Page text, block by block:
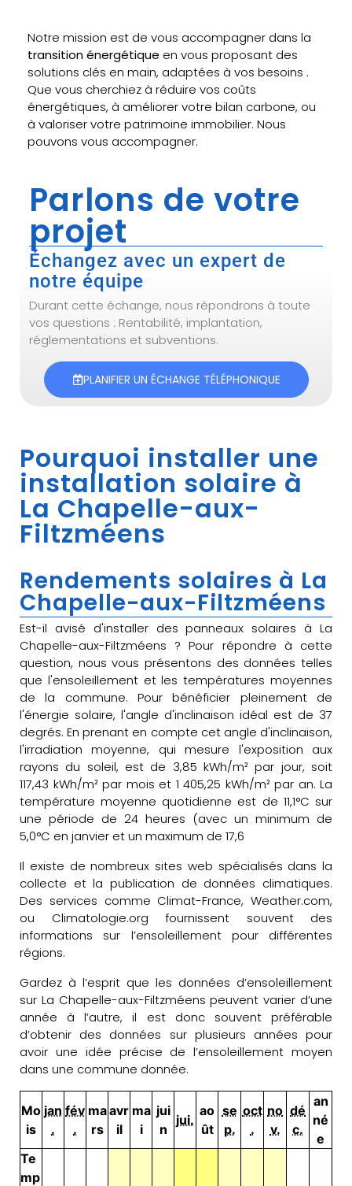
Notre mission est de vous accompagner dans la
transition énergétique en vous proposant des
solutions clés en main, adaptées à vos besoins .
Que vous cherchiez à réduire vos coûts
énergétiques, à améliorer votre bilan carbone, ou
à valoriser votre patrimoine immobilier. Nous
pouvons vous accompagner.
Parlons de votre
projet
Échangez avec un expert de
notre équipe
Durant cette échange, nous répondrons à toute
vos questions : Rentabilité, implantation,
réglementations et subventions.
PLANIFIER UN ÉCHANGE TÉLÉPHONIQUE
Pourquoi installer une
installation solaire à
La Chapelle-aux-
Filtzméens
Rendements solaires à La
Chapelle-aux-Filtzméens
Est-il avisé d'installer des panneaux solaires à La
Chapelle-aux-Filtzméens ? Pour répondre à cette
question, nous vous présentons des données telles
que l'ensoleillement et les températures moyennes
de la commune. Pour bénéficier pleinement de
l'énergie solaire, l'angle d'inclinaison idéal est de 37
degrés. En prenant en compte cet angle d'inclinaison,
l'irradiation moyenne, qui mesure l'exposition aux
rayons du soleil, est de 3,85 kWh/m² par jour, soit
117,43 kWh/m² par mois et 1 405,25 kWh/m² par an. La
température moyenne quotidienne est de 11,1°C sur
une période de 24 heures (avec un minimum de
5,0°C en janvier et un maximum de 17,6
Il existe de nombreux sites web spécialisés dans la
collecte et la publication de données climatiques.
Des services comme Climat-France, Weather.com,
ou Climatologie.org fournissent souvent des
informations sur l’ensoleillement pour différentes
régions.
Gardez à l’esprit que les données d’ensoleillement
sur La Chapelle-aux-Filtzméens peuvent varier d’une
année à l’autre, il est donc souvent préférable
d’obtenir des données sur plusieurs années pour
avoir une idée précise de l’ensoleillement moyen
dans une commune donnée.
Mo
is
jan
.
fév
.
ma
rs
avr
il
ma
i
jui
n
jui.
ao
ût
se
p.
oct
.
no
v.
dé
c.
an
né
e
Te
mp